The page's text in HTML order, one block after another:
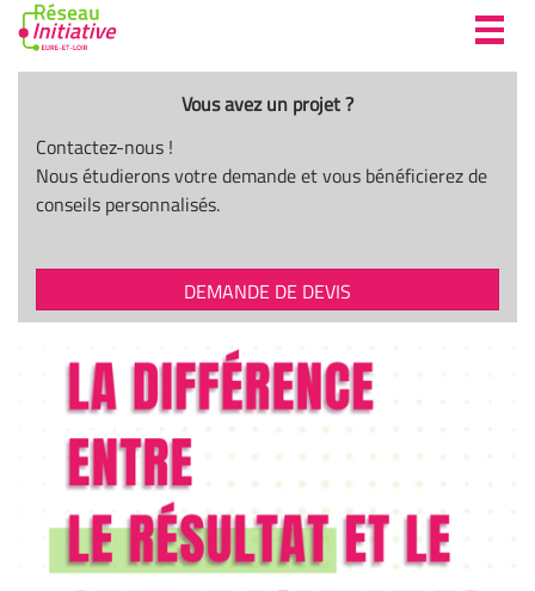
Vous avez un projet ?
Contactez-nous !
Nous étudierons votre demande et vous bénéficierez de
conseils personnalisés.
DEMANDE DE DEVIS